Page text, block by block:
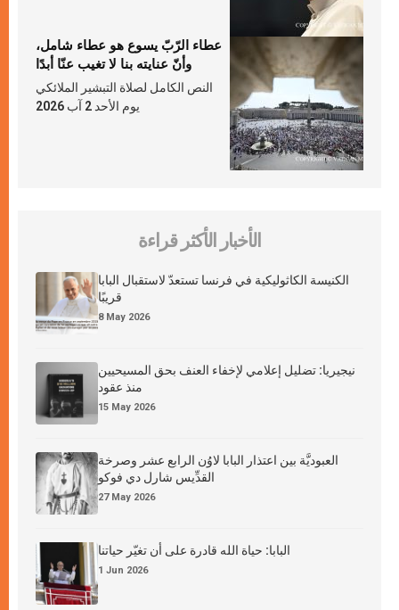
عطاء الرّبّ يسوع هو عطاء شامل،
وأنّ عنايته بنا لا تغيب عنّا أبدًا
النص الكامل لصلاة التبشير الملائكي
يوم الأحد 2 آب 2026
الأخبار الأكثر قراءة
الكنيسة الكاثوليكية في فرنسا تستعدّ لاستقبال البابا
قريبًا
8 May 2026
نيجيريا: تضليل إعلامي لإخفاء العنف بحق المسيحيين
منذ عقود
15 May 2026
العبوديَّة بين اعتذار البابا لاوُن الرابع عشر وصرخة
القدِّيس شارل دي فوكو
27 May 2026
البابا: حياة الله قادرة على أن تغيّر حياتنا
1 Jun 2026